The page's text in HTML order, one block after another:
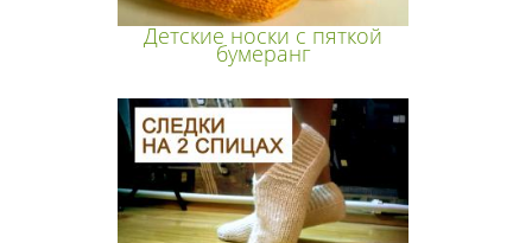
Детские носки с пяткой
бумеранг